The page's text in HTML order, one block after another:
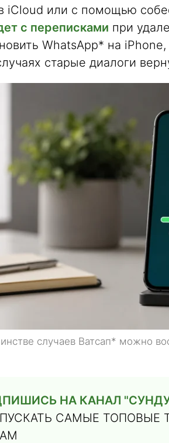
iCloud или с помощью
с переписками при
WhatsApp* на
старые диалоги
случаев Ватсап* можно
НА КАНАЛ
САМЫЕ ТОПОВЫЕ